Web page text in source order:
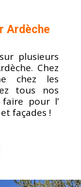
Ardèche
plusieurs
Chez
chez les
tous nos
pour l’
façades !